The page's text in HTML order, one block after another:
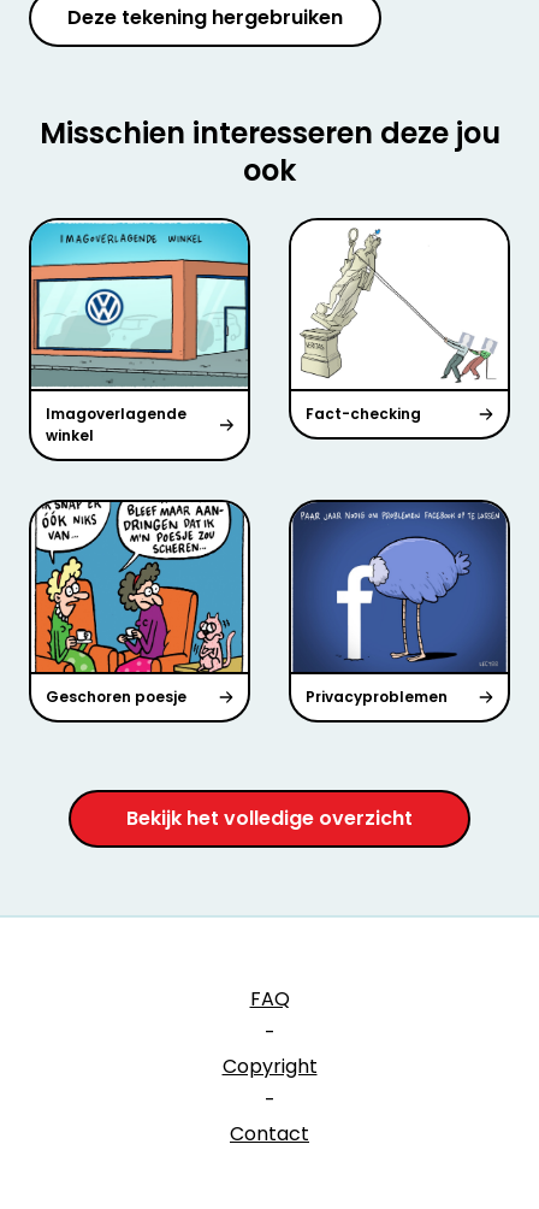
Deze tekening hergebruiken
Misschien interesseren deze jou
ook
Imagoverlagende
winkel
Fact-checking
Geschoren poesje Privacyproblemen
Bekijk het volledige overzicht
FAQ
-
Copyright
-
Contact